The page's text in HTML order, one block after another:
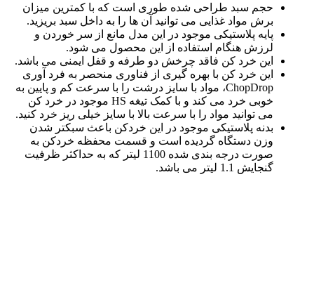
حجم سبد طراحی شده طوری است که با کمترین میزان
برش مواد غذایی می توانید آن ها را به داخل سبد بریزید.
پایه پلاستیکی موجود در این مدل مانع از سر خوردن و
لرزش هنگام استفاده از این محصول می شود.
این خرد کن فاقد چرخش دو طرفه و قفل ایمنی می باشد.
این خرد کن با بهره گیری از فناوری منحصر به فرد آوری
ChopDrop، مواد با سایز درشت را با سرعت کم و پایین به
خوبی خرد می کند و با کمک تیغه HS موجود در خرد کن
می توانید مواد را با سرعت بالا با سایز خیلی ریز خرد کنید.
بدنه پلاستیکی موجود در این خردکن باعث سبکتر شدن
وزن دستگاه گردیده است و قسمت محفظه خردکن به
صورت درجه بندی شده 1100 لیتر که به حداکثر ظرفیت
گنجایش 1.1 لیتر می باشد.